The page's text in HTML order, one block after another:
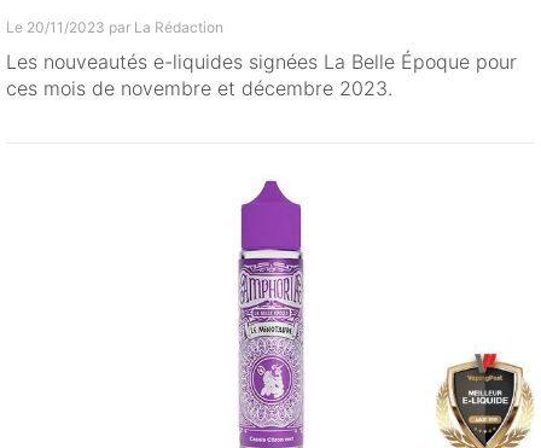
Le 20/11/2023 par La Rédaction
Les nouveautés e-liquides signées La Belle Époque pour
ces mois de novembre et décembre 2023.